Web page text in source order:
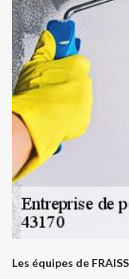
Les équipes de